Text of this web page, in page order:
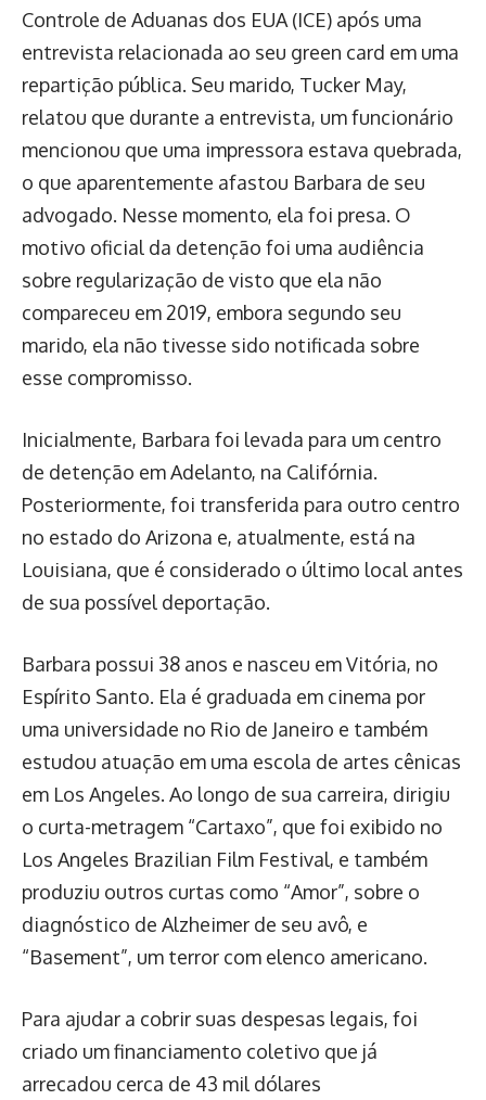
Controle de Aduanas dos EUA (ICE) após uma
entrevista relacionada ao seu green card em uma
repartição pública. Seu marido, Tucker May,
relatou que durante a entrevista, um funcionário
mencionou que uma impressora estava quebrada,
o que aparentemente afastou Barbara de seu
advogado. Nesse momento, ela foi presa. O
motivo oficial da detenção foi uma audiência
sobre regularização de visto que ela não
compareceu em 2019, embora segundo seu
marido, ela não tivesse sido notificada sobre
esse compromisso.
Inicialmente, Barbara foi levada para um centro
de detenção em Adelanto, na Califórnia.
Posteriormente, foi transferida para outro centro
no estado do Arizona e, atualmente, está na
Louisiana, que é considerado o último local antes
de sua possível deportação.
Barbara possui 38 anos e nasceu em Vitória, no
Espírito Santo. Ela é graduada em cinema por
uma universidade no Rio de Janeiro e também
estudou atuação em uma escola de artes cênicas
em Los Angeles. Ao longo de sua carreira, dirigiu
o curta-metragem “Cartaxo”, que foi exibido no
Los Angeles Brazilian Film Festival, e também
produziu outros curtas como “Amor”, sobre o
diagnóstico de Alzheimer de seu avô, e
“Basement”, um terror com elenco americano.
Para ajudar a cobrir suas despesas legais, foi
criado um financiamento coletivo que já
arrecadou cerca de 43 mil dólares